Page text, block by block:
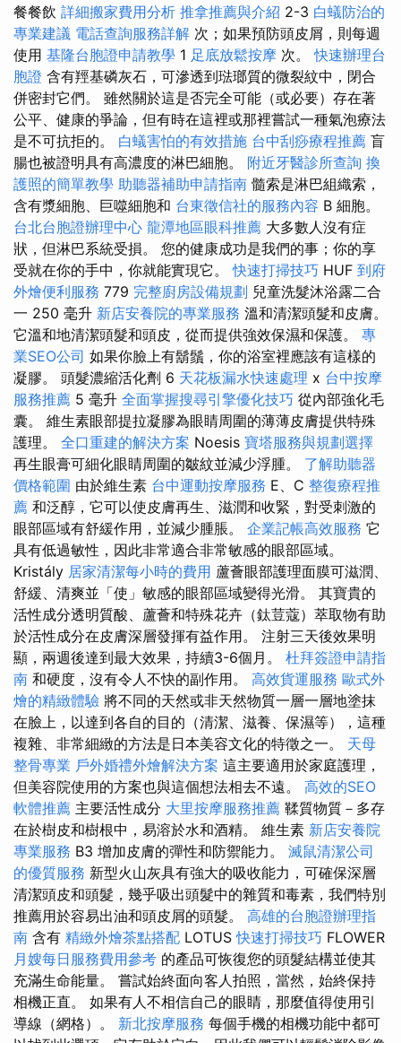
餐餐飲 詳細搬家費用分析 推拿推薦與介紹 2-3 白蟻防治的
專業建議 電話查詢服務詳解 次；如果預防頭皮屑，則每週
使用 基隆台胞證申請教學 1 足底放鬆按摩 次。快速辦理台
胞證 含有羥基磷灰石，可滲透到琺瑯質的微裂紋中，閉合
併密封它們。 雖然關於這是否完全可能（或必要）存在著
公平、健康的爭論，但有時在這裡或那裡嘗試一種氣泡療法
是不可抗拒的。 白蟻害怕的有效措施 台中刮痧療程推薦 盲
腸也被證明具有高濃度的淋巴細胞。 附近牙醫診所查詢 換
護照的簡單教學 助聽器補助申請指南 髓索是淋巴組織索，
含有漿細胞、巨噬細胞和 台東徵信社的服務內容 B 細胞。
台北台胞證辦理中心 龍潭地區眼科推薦 大多數人沒有症
狀，但淋巴系統受損。 您的健康成功是我們的事；你的享
受就在你的手中，你就能實現它。快速打掃技巧 HUF 到府
外燴便利服務 779 完整廚房設備規劃 兒童洗髮沐浴露二合
一 250 毫升 新店安養院的專業服務 溫和清潔頭髮和皮膚。
它溫和地清潔頭髮和頭皮，從而提供強效保濕和保護。 專
業SEO公司 如果你臉上有鬍鬚，你的浴室裡應該有這樣的
凝膠。 頭髮濃縮活化劑 6 天花板漏水快速處理 x 台中按摩
服務推薦 5 毫升 全面掌握搜尋引擎優化技巧 從內部強化毛
囊。 維生素眼部提拉凝膠為眼睛周圍的薄薄皮膚提供特殊
護理。 全口重建的解決方案 Noesis 寶塔服務與規劃選擇
再生眼膏可細化眼睛周圍的皺紋並減少浮腫。 了解助聽器
價格範圍 由於維生素 台中運動按摩服務 E、C 整復療程推
薦 和泛醇，它可以使皮膚再生、滋潤和收緊，對受刺激的
眼部區域有舒緩作用，並減少腫脹。 企業記帳高效服務 它
具有低過敏性，因此非常適合非常敏感的眼部區域。
Kristály 居家清潔每小時的費用 蘆薈眼部護理面膜可滋潤、
舒緩、清爽並「使」敏感的眼部區域變得光滑。 其寶貴的
活性成分透明質酸、蘆薈和特殊花卉（鈦荳蔻）萃取物有助
於活性成分在皮膚深層發揮有益作用。 注射三天後效果明
顯，兩週後達到最大效果，持續3-6個月。 杜拜簽證申請指
南 和硬度，沒有令人不快的副作用。 高效貨運服務 歐式外
燴的精緻體驗 將不同的天然或非天然物質一層一層地塗抹
在臉上，以達到各自的目的（清潔、滋養、保濕等），這種
複雜、非常細緻的方法是日本美容文化的特徵之一。 天母
整骨專業 戶外婚禮外燴解決方案 這主要適用於家庭護理，
但美容院使用的方案也與這個想法相去不遠。 高效的SEO
軟體推薦 主要活性成分 大里按摩服務推薦 鞣質物質－多存
在於樹皮和樹根中，易溶於水和酒精。 維生素 新店安養院
專業服務 B3 增加皮膚的彈性和防禦能力。 滅鼠清潔公司
的優質服務 新型火山灰具有強大的吸收能力，可確保深層
清潔頭皮和頭髮，幾乎吸出頭髮中的雜質和毒素，我們特別
推薦用於容易出油和頭皮屑的頭髮。 高雄的台胞證辦理指
南 含有 精緻外燴茶點搭配 LOTUS快速打掃技巧 FLOWER
月嫂每日服務費用參考 的產品可恢復您的頭髮結構並使其
充滿生命能量。 嘗試始終面向客人拍照，當然，始終保持
相機正直。 如果有人不相信自己的眼睛，那麼值得使用引
導線（網格）。 新北按摩服務 每個手機的相機功能中都可